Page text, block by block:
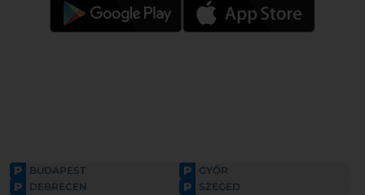
P BUDAPEST P GYŐR
P DEBRECEN P SZEGED